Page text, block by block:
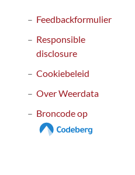
Feedbackformulier
Responsible
disclosure
Cookiebeleid
Over Weerdata
Broncode op